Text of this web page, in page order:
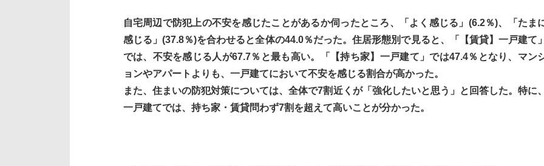
自宅周辺で防犯上の不安を感じたことがあるか伺ったところ、「よく感じる」(6.2％)、「たま
感じる」(37.8％)を合わせると全体の44.0％だった。住居形態別で見ると、「【賃貸】一戸建て
では、不安を感じる人が67.7％と最も高い。「【持ち家】一戸建て」では47.4％となり、マン
ョンやアパートよりも、一戸建てにおいて不安を感じる割合が高かった。
また、住まいの防犯対策については、全体で7割近くが「強化したいと思う」と回答した。特に
一戸建てでは、持ち家・賃貸問わず7割を超えて高いことが分かった。